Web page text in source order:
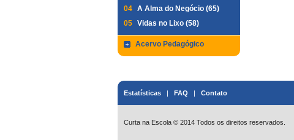
04 A Alma do Negócio (65)
05 Vidas no Lixo (58)
Acervo Pedagógico
Estatísticas | FAQ | Contato
Curta na Escola © 2014 Todos os direitos reservados.